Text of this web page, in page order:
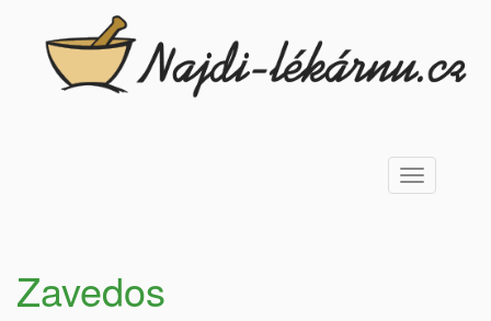
Toggle
navigation
Zavedos